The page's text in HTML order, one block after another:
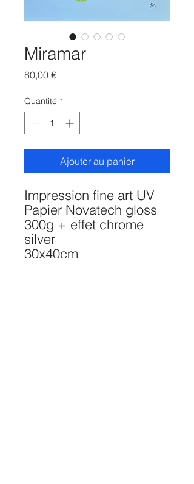
Miramar
80,00 €Prix
Quantité *
Ajouter au panier
Impression fine art UV
Papier Novatech gloss
300g + effet chrome
silver
30x40cm